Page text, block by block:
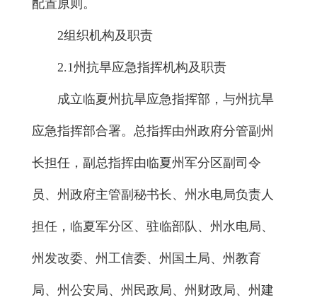
配置原则。
2组织机构及职责
2.1州抗旱应急指挥机构及职责
成立临夏州抗旱应急指挥部，与州抗旱
应急指挥部合署。总指挥由州政府分管副州
长担任，副总指挥由临夏州军分区副司令
员、州政府主管副秘书长、州水电局负责人
担任，临夏军分区、驻临部队、州水电局、
州发改委、州工信委、州国土局、州教育
局、州公安局、州民政局、州财政局、州建